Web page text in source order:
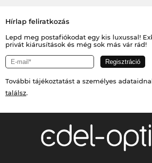
Hírlap feliratkozás
Lepd meg postafiókodat egy kis luxussal!
privát kiárusítások és még sok más vár rád!
További tájékoztatást a személyes
találsz.